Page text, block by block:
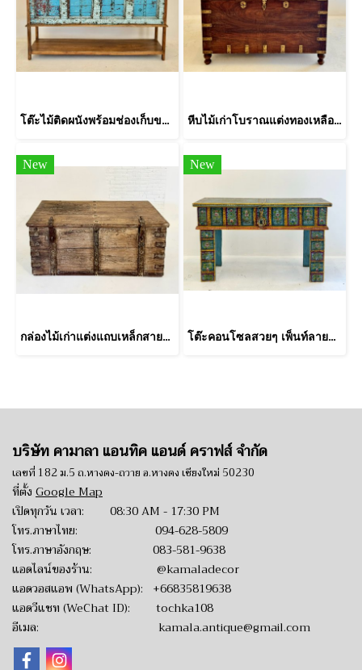
โต๊ะไม้ติดผนังพร้อมช่องเก็บของขาสูง หีบไม้เก่าโบราณแต่งทองเหลืองขากลึง
New
กล่องไม้เก่าแต่งแถบเหล็กสายยูมือจับเหล็ก
New
โต๊ะคอนโซลสวยๆ เพ็นท์ลายสีฟ้าพร้อมช่องเก็บของ
บริษัท คามาลา แอนทิค แอนด์ คราฟส์ จำกัด
เลขที่ 182 ม.5 ถ.หางดง-ถวาย อ.หางดง เชียงใหม่ 50230
ที่ตั้ง Google Map
เปิดทุกวัน เวลา: 08:30 AM - 17:30 PM
โทร.ภาษาไทย: 094-628-5809
โทร.ภาษาอังกฤษ: 083-581-9638
แอดไลน์ของร้าน: @kamaladecor
แอดวอสแอพ (WhatsApp): +66835819638
แอดวีแชท (WeChat ID): tochka108
อีเมล: kamala.antique@gmail.com